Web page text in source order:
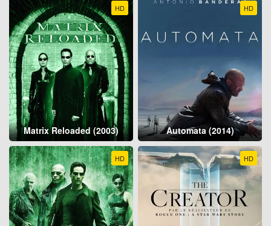
HD
Matrix Reloaded (2003)
HD
Automata (2014)
HD HD